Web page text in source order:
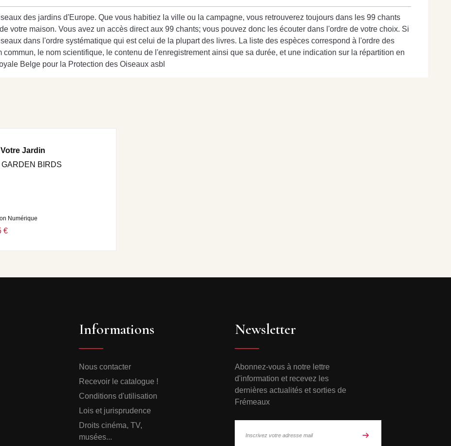
des jardins d'Europe. Que vous habitiez la ville ou la campagne, vous retrouverez toujours dans les 99 chants
votre maison. Vous avez un accès direct aux 99 chants; vous pouvez donc les écouter dans l'ordre de votre choix. Si
dans l'ordre systématique qui est celui de la plupart des livres. La liste des espèces correspond à l'ordre des
le nom scientifique, le contenu de l'enregistrement ainsi que sa durée, et une indication sur la répartition en
Belge pour la Protection des Oiseaux asbl
Jardin
BIRDS
Numérique
€
Informations
Nous contacter
Recevoir le catalogue !
Conditions d'utilisation
Lois et jurisprudence
Droits cinéma, TV,
musées...
Newsletter
Abonnez-vous à notre lettre
d'information et recevez les
dernières actualités et sorties de
Frémeaux